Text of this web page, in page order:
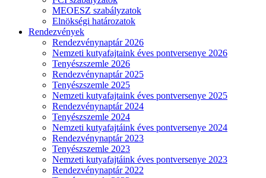
MEOESZ szabályzatok
Elnökségi határozatok
Rendezvények
Rendezvénynaptár 2026
Nemzeti kutyafajtaink éves pontversenye 2026
Tenyészszemle 2026
Rendezvénynaptár 2025
Tenyészszemle 2025
Nemzeti kutyafajtaink éves pontversenye 2025
Rendezvénynaptár 2024
Tenyészszemle 2024
Nemzeti kutyafajtáink éves pontversenye 2024
Rendezvénynaptár 2023
Tenyészszemle 2023
Nemzeti kutyafajtáink éves pontversenye 2023
Rendezvénynaptár 2022